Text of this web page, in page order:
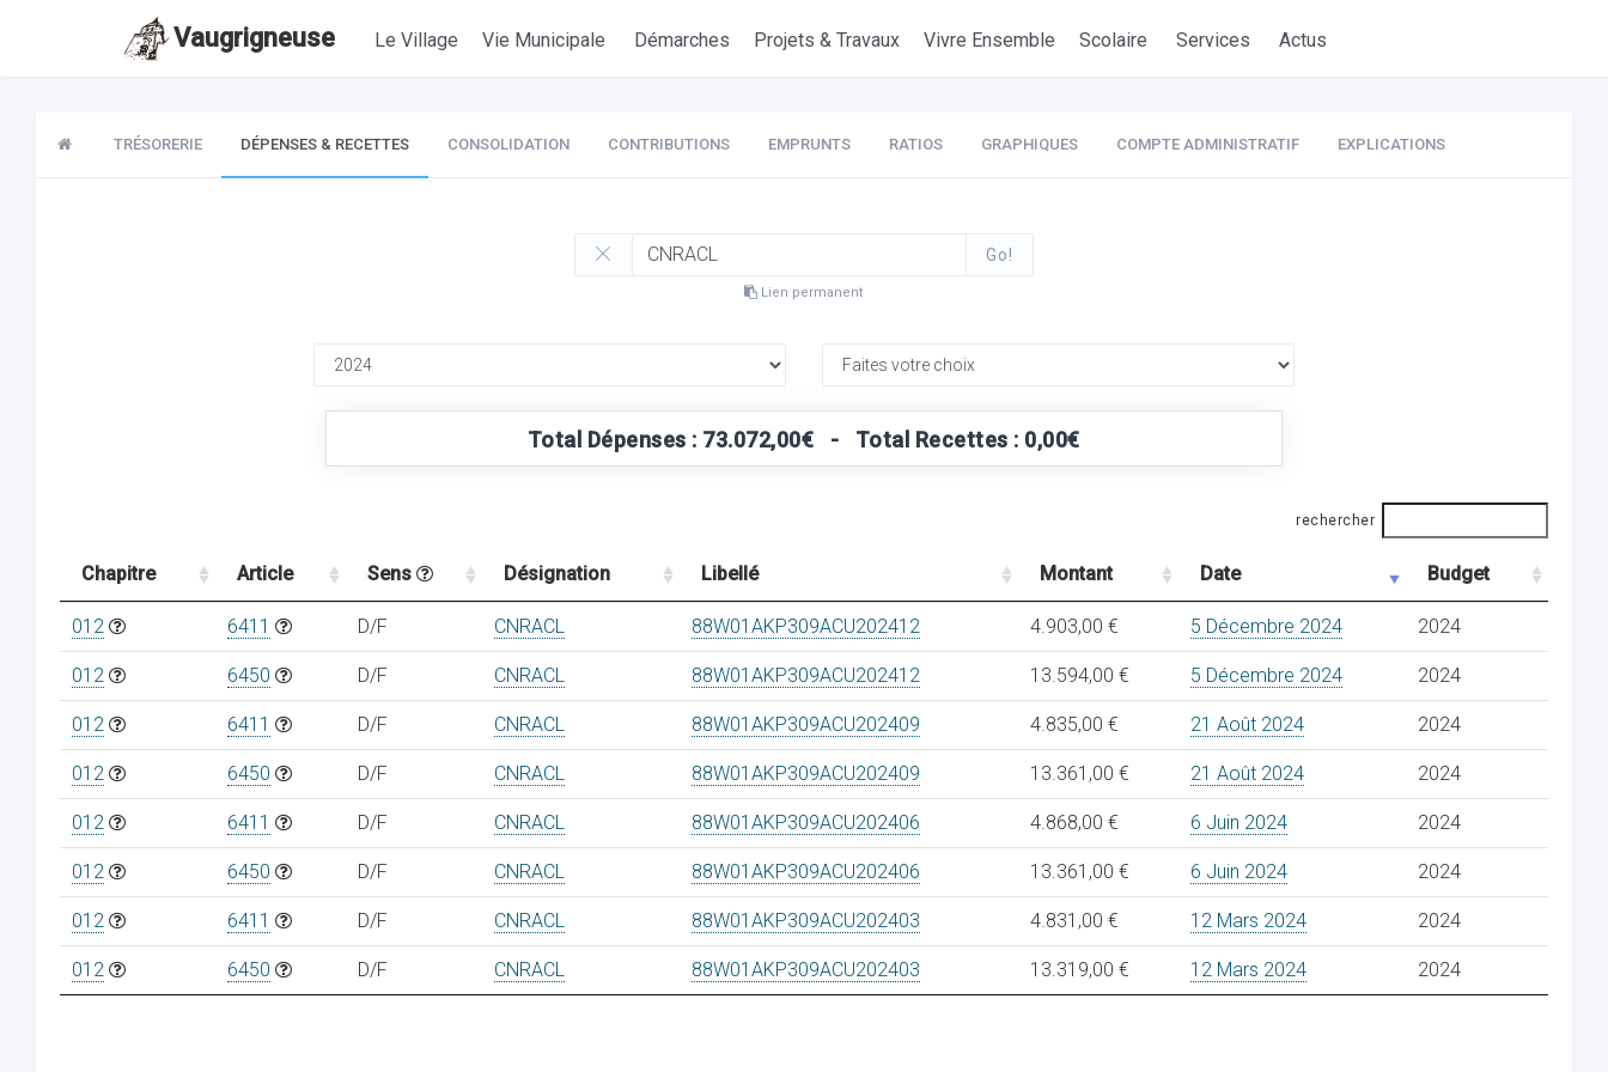
Vaugrigneuse Le Village Vie Municipale Démarches Projets & Travaux Vivre Ensemble Scolaire Services Actus
TRÉSORERIE DÉPENSES & RECETTES CONSOLIDATION CONTRIBUTIONS EMPRUNTS RATIOS GRAPHIQUES COMPTE ADMINISTRATIF EXPLICATIONS
Go!
Lien permanent
Total Dépenses : 73.072,00€ - Total Recettes : 0,00€
rechercher
Chapitre Article Sens Désignation Libellé Montant Date Budget
012 6411 D/F CNRACL 88W01AKP309ACU202412 4.903,00 € 5 Décembre 2024 2024
012 6450 D/F CNRACL 88W01AKP309ACU202412 13.594,00 € 5 Décembre 2024 2024
012 6411 D/F CNRACL 88W01AKP309ACU202409 4.835,00 € 21 Août 2024 2024
012 6450 D/F CNRACL 88W01AKP309ACU202409 13.361,00 € 21 Août 2024 2024
012 6411 D/F CNRACL 88W01AKP309ACU202406 4.868,00 € 6 Juin 2024 2024
012 6450 D/F CNRACL 88W01AKP309ACU202406 13.361,00 € 6 Juin 2024 2024
012 6411 D/F CNRACL 88W01AKP309ACU202403 4.831,00 € 12 Mars 2024 2024
012 6450 D/F CNRACL 88W01AKP309ACU202403 13.319,00 € 12 Mars 2024 2024